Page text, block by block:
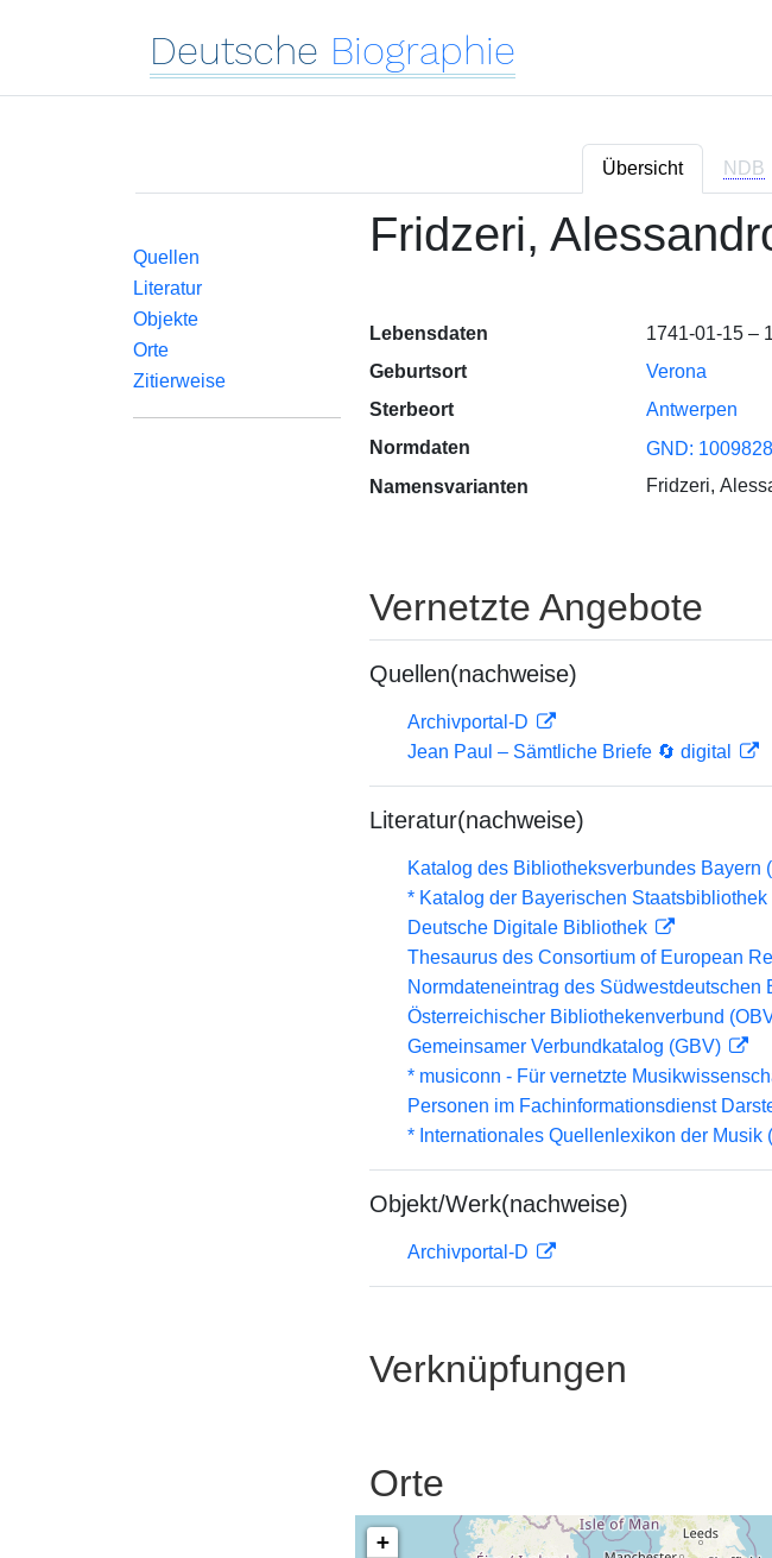
Deutsche Biographie
Übersicht NDB
Quellen
Literatur
Objekte
Orte
Zitierweise
Fridzeri,
Lebensdaten
1741-01-15 –
Geburtsort
Verona
Sterbeort
Antwerpen
Normdaten
GND:
Namensvarianten
Fridzeri,
Vernetzte Angebote
Quellen(nachweise)
Archivportal-D
Jean Paul – Sämtliche Briefe 🔄 digital
Literatur(nachweise)
Katalog des Bibliotheksverbundes Bayern
* Katalog der Bayerischen
Deutsche Digitale Bibliothek
Thesaurus des Consortium of European
Normdateneintrag des Südwestdeutschen
Österreichischer Bibliothekenverbund
Gemeinsamer Verbundkatalog (GBV)
* musiconn - Für vernetzte
Personen im Fachinformationsdienst
* Internationales Quellenlexikon der Musik
Objekt/Werk(nachweise)
Archivportal-D
Verknüpfungen
Orte
+